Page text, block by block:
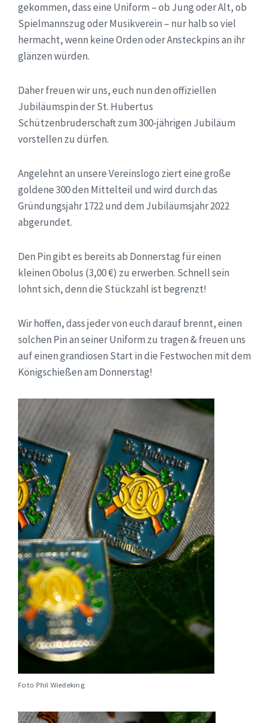
gekommen, dass eine Uniform – ob Jung oder Alt, ob
Spielmannszug oder Musikverein – nur halb so viel
hermacht, wenn keine Orden oder Ansteckpins an ihr
glänzen würden.
Daher freuen wir uns, euch nun den offiziellen
Jubiläumspin der St. Hubertus
Schützenbruderschaft zum 300-jährigen Jubiläum
vorstellen zu dürfen.
Angelehnt an unsere Vereinslogo ziert eine große
goldene 300 den Mittelteil und wird durch das
Gründungsjahr 1722 und dem Jubiläumsjahr 2022
abgerundet.
Den Pin gibt es bereits ab Donnerstag für einen
kleinen Obolus (3,00 €) zu erwerben. Schnell sein
lohnt sich, denn die Stückzahl ist begrenzt!
Wir hoffen, dass jeder von euch darauf brennt, einen
solchen Pin an seiner Uniform zu tragen & freuen uns
auf einen grandiosen Start in die Festwochen mit dem
Königschießen am Donnerstag!
Foto Phil Wiedeking